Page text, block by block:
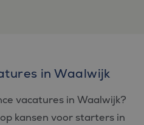
in Waalwijk
vacatures in Waalwijk?
kansen voor starters in